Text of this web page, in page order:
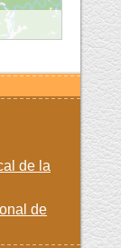
de la
de